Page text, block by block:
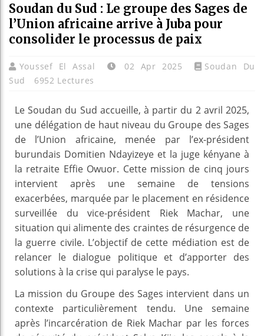
Soudan du Sud : Le groupe des Sages de
l’Union africaine arrive à Juba pour
consolider le processus de paix
Youssef El Assal 02 Apr 2025
Soudan Du
Sud
6952 Lectures
Le Soudan du Sud accueille, à partir du 2 avril 2025,
une délégation de haut niveau du Groupe des Sages
de l’Union africaine, menée par l’ex-président
burundais Domitien Ndayizeye et la juge kényane à
la retraite Effie Owuor. Cette mission de cinq jours
intervient après une semaine de tensions
exacerbées, marquée par le placement en résidence
surveillée du vice-président Riek Machar, une
situation qui alimente des craintes de résurgence de
la guerre civile. L’objectif de cette médiation est de
relancer le dialogue politique et d’apporter des
solutions à la crise qui paralyse le pays.
La mission du Groupe des Sages intervient dans un
contexte particulièrement tendu. Une semaine
après l’incarcération de Riek Machar par les forces